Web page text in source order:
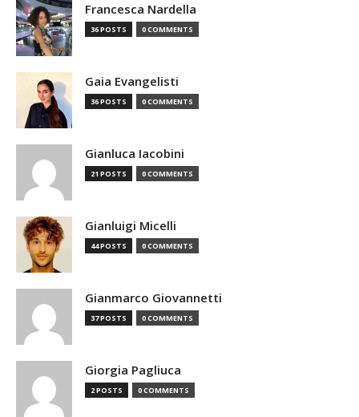
Francesca Nardella
36 POSTS 0 COMMENTS
Gaia Evangelisti
36 POSTS 0 COMMENTS
Gianluca Iacobini
21 POSTS 0 COMMENTS
Gianluigi Micelli
44 POSTS 0 COMMENTS
Gianmarco Giovannetti
37 POSTS 0 COMMENTS
Giorgia Pagliuca
2 POSTS 0 COMMENTS